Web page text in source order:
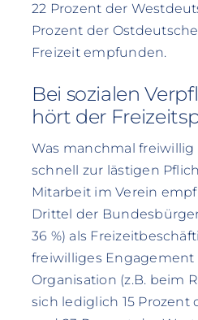
22 Prozent der
Prozent der
Freizeit empfunden.
Bei sozialen
hört der
Was manchmal
schnell zur lästigen
Mitarbeit im Verein
Drittel der Bundesbürger
36 %) als
freiwilliges Engagement
Organisation (z.B. beim
sich lediglich 15 Prozent